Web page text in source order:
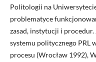
Politologii na
problematyce
zasad, instytucji i
systemu politycznego PRL
procesu (Wrocław 1992),